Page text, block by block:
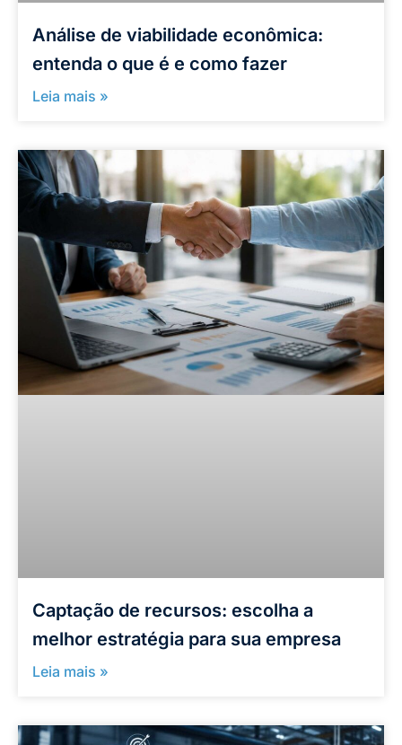
Análise de viabilidade econômica:
entenda o que é e como fazer
Leia mais »
Captação de recursos: escolha a
melhor estratégia para sua empresa
Leia mais »